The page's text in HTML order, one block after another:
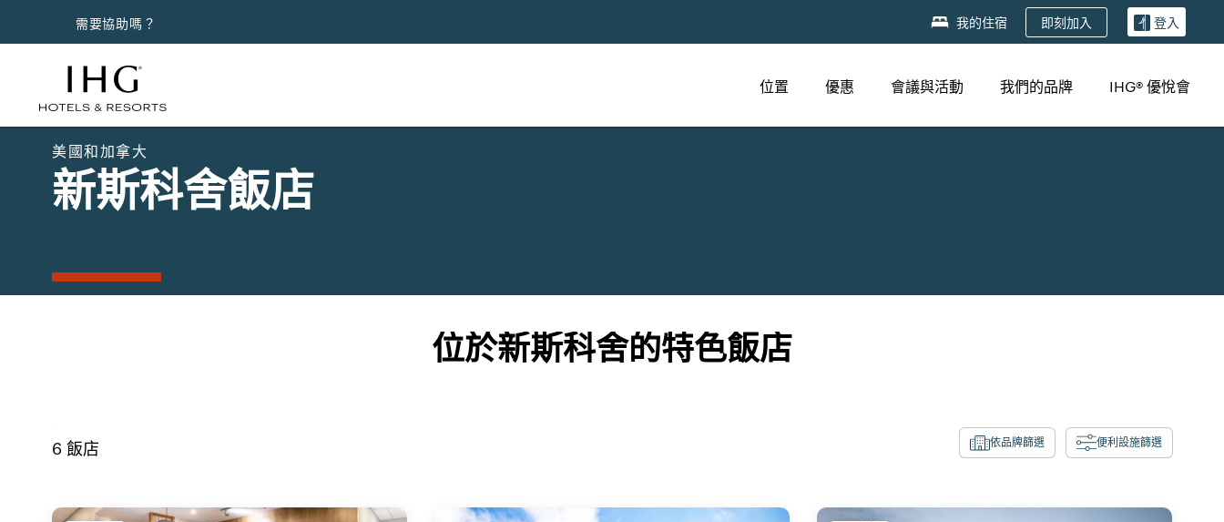
需要協助嗎？ 我的住宿 即刻加入 登入
位置 優惠 會議與活動 我們的品牌 IHG® 優悅會
美國和加拿大
新斯科舍飯店
位於新斯科舍的特色飯店
6 飯店 依品牌篩選 便利設施篩選